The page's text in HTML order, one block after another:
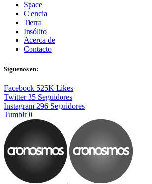
Space
Ciencia
Tierra
Insólito
Acerca de
Contacto
Síguenos en:
Facebook 525K Likes
Twitter 35 Seguidores
Instagram 296 Seguidores
Tumblr 0